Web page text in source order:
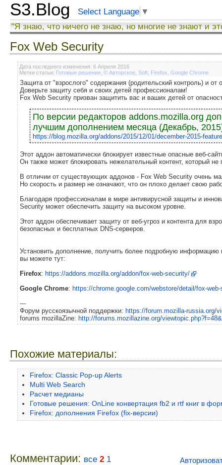
S3.Blog Select Language ▼
"Я знаю, что ничего не знаю, но многие не знают и
Fox Web Security
Дата последнего изменения: 6 Апреля 2016
Метки статьи: Готовые решения © Авторское Soft Firefox Google Chrome
Защита от "взрослого" содержания (родительский контроль) и от
Доверьте защиту себя и своих детей профессионалам!
Fox Web Security призван защитить вас и ваших детей от
По версии редакторов addons.mozilla.org
лучшим дополнением месяца (Декабрь,
https://blog.mozilla.org/addons/2015/12/01/december-2015-
Этот аддон автоматически блокирует известные опасные веб-
Он также может блокировать нежелательный контент, который не
В отличии от существующих аддонов - Fox Web Security очень
Но скорость и размер не означают, что он плохо делает свою
Благодаря профессионалам в мире антивирусной защиты и
Security может обеспечить защиту на высоком уровне.
Этот аддон обеспечивает защиту от веб-угроз и контента для
безопасных и бесплатных DNS-серверов.
Установить дополнение, получить более подробную
вы можете тут:
Firefox: https://addons.mozilla.org/addon/fox-web-security/
Google Chrome: https://chrome.google.com/webstore/detail/fox-
---
Форум русскоязычной поддержки: https://forum.mozilla-russia.org/
forums mozillaZine: http://forums.mozillazine.org/
Похожие материалы:
Firefox: Classic Pop-up Alerts
Multi Web Search
Расчет медианы
Готовые решения: OnLine конвертация fb2 и rtf книг в
Firefox: дополнения Firefox (fix-версии)
Комментарии: все 2 1